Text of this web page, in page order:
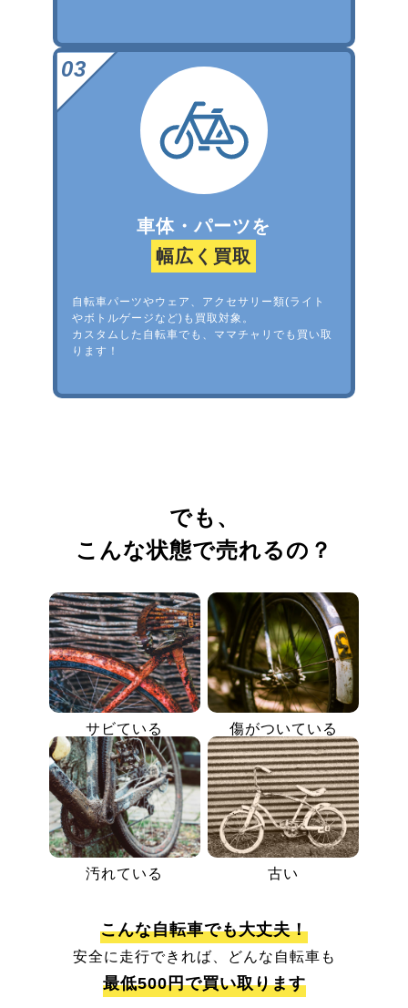
車体・パーツを
幅広く買取
自転車パーツやウェア、アクセサリー類(ライト
やボトルゲージなど)も買取対象。
カスタムした自転車でも、ママチャリでも買い取
ります！
でも、
こんな状態で売れるの？
サビている 傷がついている
汚れている 古い
こんな自転車でも大丈夫！
安全に走行できれば、どんな自転車も
最低500円で買い取ります